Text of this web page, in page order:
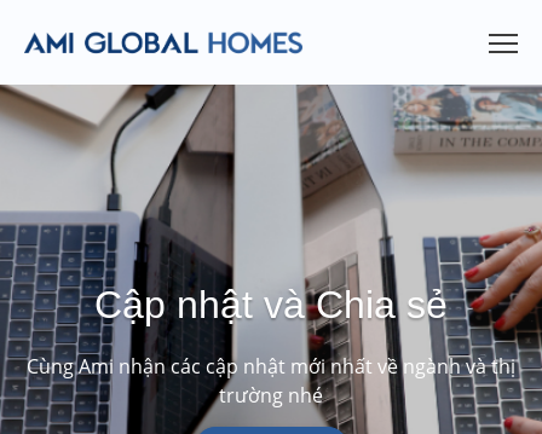
Cập nhật và Chia sẻ
Cùng Ami nhận các cập nhật mới nhất về ngành và thị
trường nhé